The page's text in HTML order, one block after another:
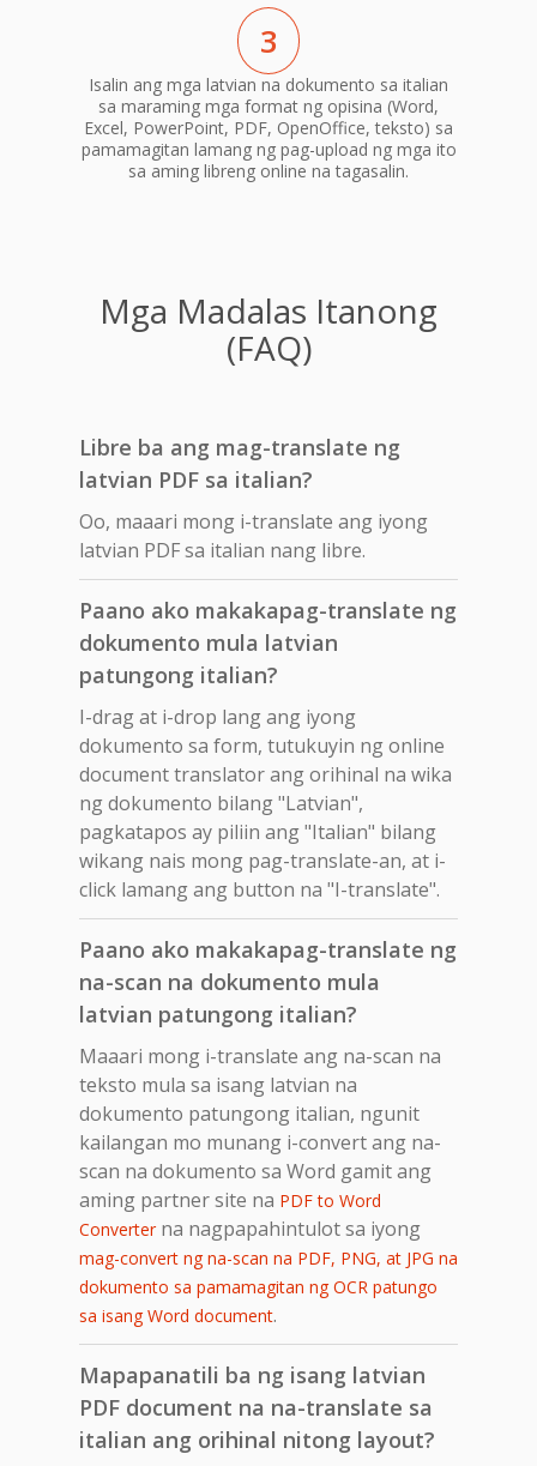
3
Isalin ang mga latvian na dokumento sa italian
sa maraming mga format ng opisina (Word,
Excel, PowerPoint, PDF, OpenOffice, teksto) sa
pamamagitan lamang ng pag-upload ng mga ito
sa aming libreng online na tagasalin.
Mga Madalas Itanong
(FAQ)
Libre ba ang mag-translate ng
latvian PDF sa italian?
Oo, maaari mong i-translate ang iyong
latvian PDF sa italian nang libre.
Paano ako makakapag-translate ng
dokumento mula latvian
patungong italian?
I-drag at i-drop lang ang iyong
dokumento sa form, tutukuyin ng online
document translator ang orihinal na wika
ng dokumento bilang "Latvian",
pagkatapos ay piliin ang "Italian" bilang
wikang nais mong pag-translate-an, at i-
click lamang ang button na "I-translate".
Paano ako makakapag-translate ng
na-scan na dokumento mula
latvian patungong italian?
Maaari mong i-translate ang na-scan na
teksto mula sa isang latvian na
dokumento patungong italian, ngunit
kailangan mo munang i-convert ang na-
scan na dokumento sa Word gamit ang
aming partner site na PDF to Word
Converterna nagpapahintulot sa iyong
mag-convert ng na-scan na PDF, PNG, at JPG na
dokumento sa pamamagitan ng OCR patungo
sa isang Word document.
Mapapanatili ba ng isang latvian
PDF document na na-translate sa
italian ang orihinal nitong layout?